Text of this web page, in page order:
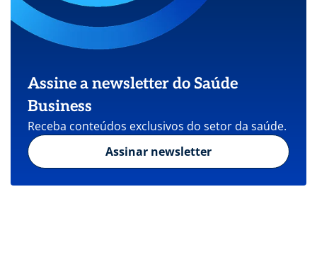
Assine a newsletter do Saúde
Business
Receba conteúdos exclusivos do setor da saúde.
Assinar newsletter